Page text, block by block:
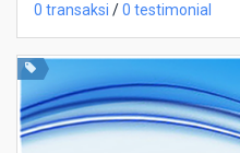
0 transaksi /0 testimonial